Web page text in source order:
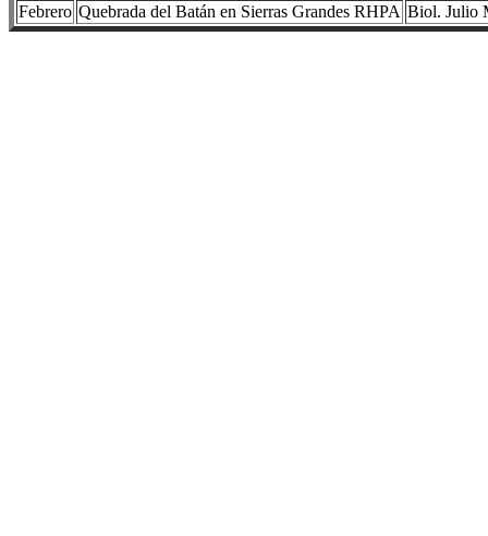
Febrero Quebrada del Batán en Sierras Grandes RHPA Biol. Julio